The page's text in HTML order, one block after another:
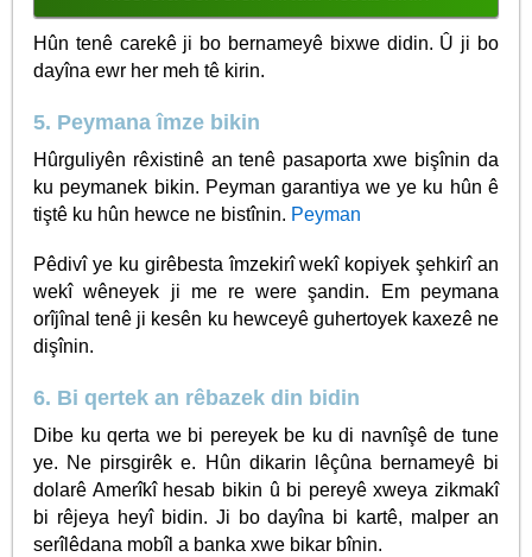
Hûn tenê carekê ji bo bernameyê bixwe didin. Û ji bo
dayîna ewr her meh tê kirin.
5. Peymana îmze bikin
Hûrguliyên rêxistinê an tenê pasaporta xwe bişînin da
ku peymanek bikin. Peyman garantiya we ye ku hûn ê
tiştê ku hûn hewce ne bistînin. Peyman
Pêdivî ye ku girêbesta îmzekirî wekî kopiyek şehkirî an
wekî wêneyek ji me re were şandin. Em peymana
orîjînal tenê ji kesên ku hewceyê guhertoyek kaxezê ne
dişînin.
6. Bi qertek an rêbazek din bidin
Dibe ku qerta we bi pereyek be ku di navnîşê de tune
ye. Ne pirsgirêk e. Hûn dikarin lêçûna bernameyê bi
dolarê Amerîkî hesab bikin û bi pereyê xweya zikmakî
bi rêjeya heyî bidin. Ji bo dayîna bi kartê, malper an
serîlêdana mobîl a banka xwe bikar bînin.